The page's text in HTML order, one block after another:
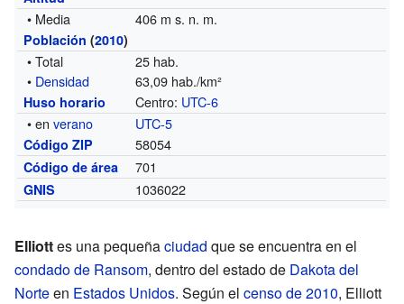
• Media 406 m s. n. m.
Población (2010)
• Total
25 hab.
• Densidad 63,09 hab./km²
Huso horario Centro: UTC-6
• enverano UTC-5
Código ZIP 58054
Código de área 701
GNIS 1036022
Elliottes una pequeñaciudad que se encuentra en el
condado de Ransom, dentro del estado de Dakota del
Norteen Estados Unidos. Según el censo de 2010, Elliott